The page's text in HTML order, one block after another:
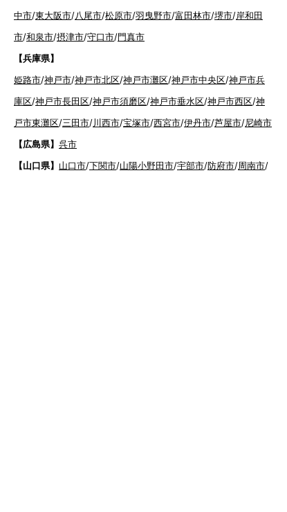
中市/東大阪市/八尾市/松原市/羽曳野市/富田林市/堺市/岸和田
市/和泉市/摂津市/守口市/門真市
【兵庫県】
姫路市/神戸市/神戸市北区/神戸市灘区/神戸市中央区/神戸市兵
庫区/神戸市長田区/神戸市須磨区/神戸市垂水区/神戸市西区/神
戸市東灘区/三田市/川西市/宝塚市/西宮市/伊丹市/芦屋市/尼崎市
【広島県】 呉市
【山口県】 山口市/下関市/山陽小野田市/宇部市/防府市/周南市/